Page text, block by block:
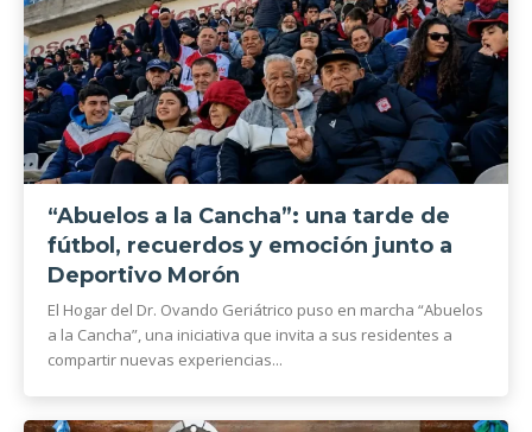
“Abuelos a la Cancha”: una tarde de
fútbol, recuerdos y emoción junto a
Deportivo Morón
El Hogar del Dr. Ovando Geriátrico puso en marcha “Abuelos
a la Cancha”, una iniciativa que invita a sus residentes a
compartir nuevas experiencias...